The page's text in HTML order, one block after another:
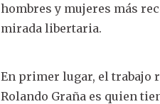
hombres y mujeres más
mirada libertaria.
En primer lugar, el trabajo
Rolando Graña es quien